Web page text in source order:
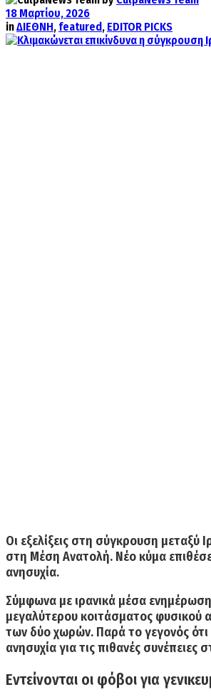
18 Μαρτίου, 2026
inΔΙΕΘΝΗ, featured, EDITOR PICKS
Οι εξελίξεις στη σύγκρουση μεταξύ
στη Μέση Ανατολή. Νέο κύμα
ανησυχία.
Σύμφωνα με ιρανικά μέσα
μεγαλύτερου κοιτάσματος φυσικού
των δύο χωρών. Παρά το γεγονός ότι
ανησυχία για τις πιθανές συνέπειες
Εντείνονται οι φόβοι για